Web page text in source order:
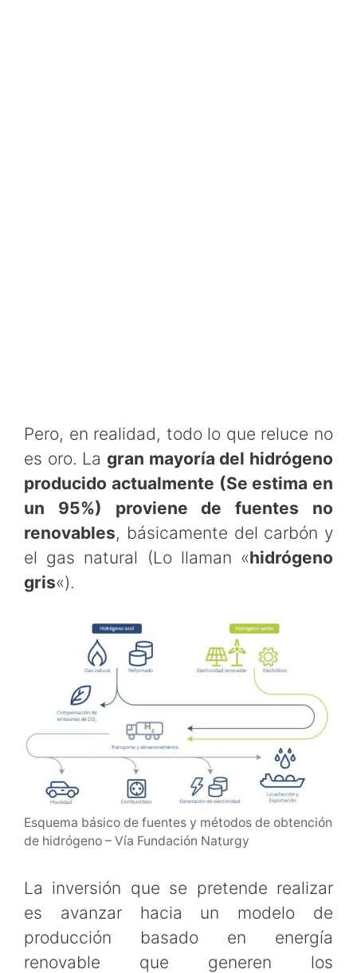
Pero, en realidad, todo lo que reluce no
es oro. La gran mayoría del hidrógeno
producido actualmente (Se estima en
un 95%) proviene de fuentes no
renovables, básicamente del carbón y
el gas natural (Lo llaman «hidrógeno
gris«).
Esquema básico de fuentes y métodos de obtención
de hidrógeno – Vía Fundación Naturgy
La inversión que se pretende realizar
es avanzar hacia un modelo de
producción basado en energía
renovable que generen los